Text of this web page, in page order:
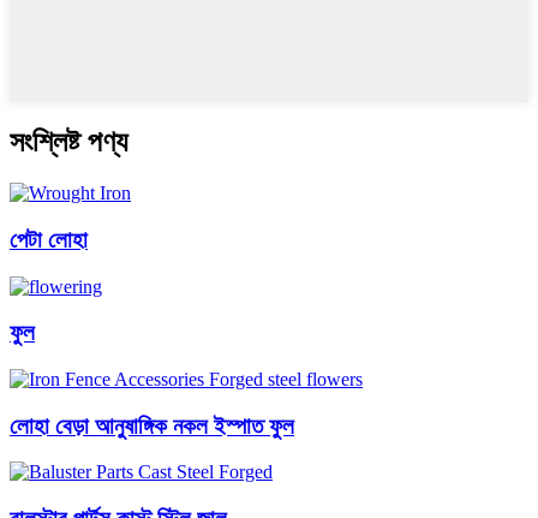
সংশ্লিষ্ট পণ্য
পেটা লোহা
ফুল
লোহা বেড়া আনুষাঙ্গিক নকল ইস্পাত ফুল